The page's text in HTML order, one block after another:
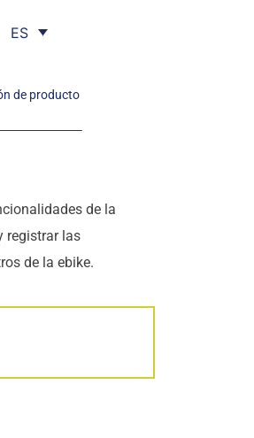
ES
de producto
de la
registrar las
de la ebike.